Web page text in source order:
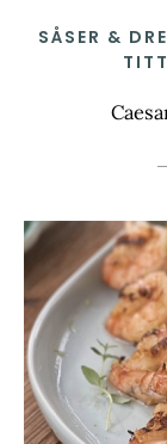
SÅSER &